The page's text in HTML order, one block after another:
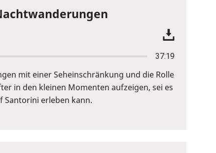
37:19
mit einer Seheinschränkung und die Rolle
in den kleinen Momenten aufzeigen, sei es
Santorini erleben kann.